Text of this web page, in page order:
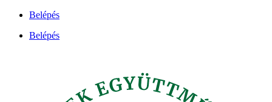
Ugrás
tartalomhoz
Belépés
Belépés